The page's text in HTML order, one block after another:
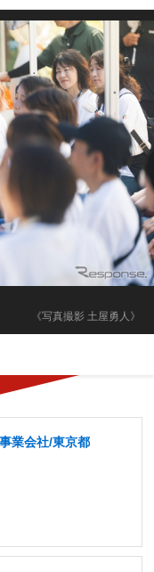
《写真撮影 土屋勇人》
業会社/東京都